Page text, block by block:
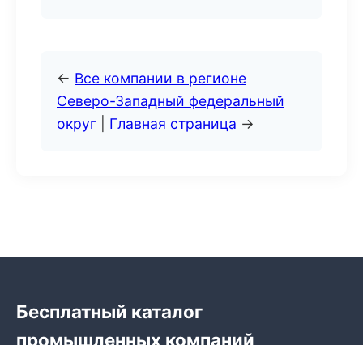
← Все компании в регионе
Северо-Западный федеральный
округ
Главная страница →
Бесплатный каталог
промышленных компаний